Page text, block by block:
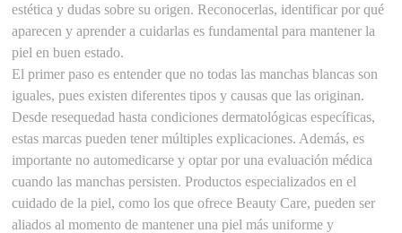
estética y dudas sobre su origen. Reconocerlas, identificar por qué
aparecen y aprender a cuidarlas es fundamental para mantener la
piel en buen estado.
El primer paso es entender que no todas las manchas blancas son
iguales, pues existen diferentes tipos y causas que las originan.
Desde resequedad hasta condiciones dermatológicas específicas,
estas marcas pueden tener múltiples explicaciones. Además, es
importante no automedicarse y optar por una evaluación médica
cuando las manchas persisten. Productos especializados en el
cuidado de la piel, como los que ofrece Beauty Care, pueden ser
aliados al momento de mantener una piel más uniforme y